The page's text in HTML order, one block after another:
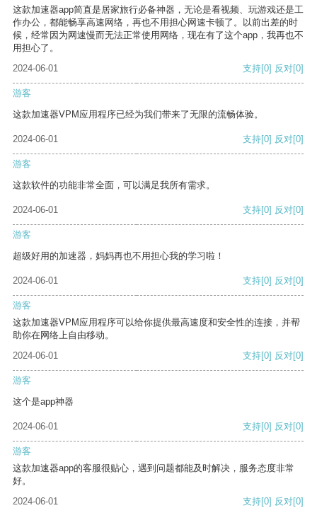
这款加速器app简直是居家旅行必备神器，无论是看视频、玩游戏还是工
作办公，都能畅享高速网络，再也不用担心网速卡顿了。以前出差的时
候，经常因为网速慢而无法正常使用网络，现在有了这个app，我再也不
用担心了。
2024-06-01
支持[0] 反对[0]
游客
这款加速器VPM应用程序已经为我们带来了无限的流畅体验。
2024-06-01 支持[0] 反对[0]
游客
这款软件的功能非常全面，可以满足我所有需求。
2024-06-01 支持[0] 反对[0]
游客
超级好用的加速器，妈妈再也不用担心我的学习啦！
2024-06-01 支持[0] 反对[0]
游客
这款加速器VPM应用程序可以给你提供最高速度和安全性的连接，并帮
助你在网络上自由移动。
2024-06-01
支持[0] 反对[0]
游客
这个是app神器
2024-06-01 支持[0] 反对[0]
游客
这款加速器app的客服很贴心，遇到问题都能及时解决，服务态度非常
好。
2024-06-01
支持[0] 反对[0]